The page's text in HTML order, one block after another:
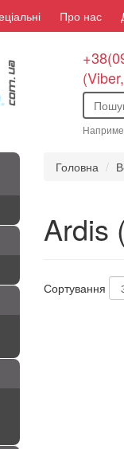
Про нас
Головна
Ardis
Сортування